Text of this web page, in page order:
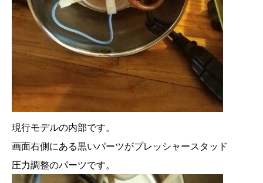
現行モデルの内部です。
画面右側にある黒いパーツがプレッシャースタッド
圧力調整のパーツです。